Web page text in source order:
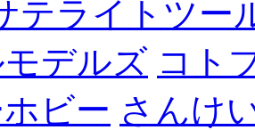
テライトツー
モデルズ コト
ビー さんけ